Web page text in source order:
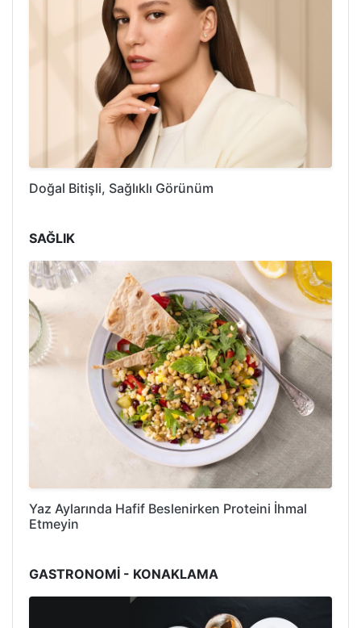
Doğal Bitişli, Sağlıklı Görünüm
SAĞLIK
Yaz Aylarında Hafif Beslenirken Proteini İhmal
Etmeyin
GASTRONOMİ - KONAKLAMA